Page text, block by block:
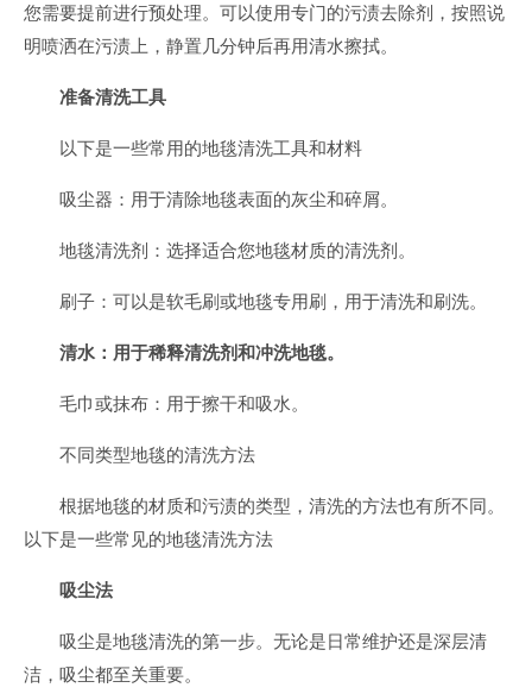
您需要提前进行预处理。可以使用专门的污渍去除剂，按照说
明喷洒在污渍上，静置几分钟后再用清水擦拭。
准备清洗工具
以下是一些常用的地毯清洗工具和材料
吸尘器：用于清除地毯表面的灰尘和碎屑。
地毯清洗剂：选择适合您地毯材质的清洗剂。
刷子：可以是软毛刷或地毯专用刷，用于清洗和刷洗。
清水：用于稀释清洗剂和冲洗地毯。
毛巾或抹布：用于擦干和吸水。
不同类型地毯的清洗方法
根据地毯的材质和污渍的类型，清洗的方法也有所不同。
以下是一些常见的地毯清洗方法
吸尘法
吸尘是地毯清洗的第一步。无论是日常维护还是深层清
洁，吸尘都至关重要。